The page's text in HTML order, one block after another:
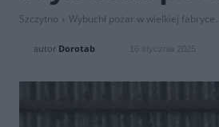
Szczytno Wybuchł pożar w wielkiej
autor Dorotab 16 stycznia 2025